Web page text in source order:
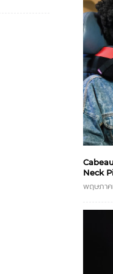
Neck
พฤษภา